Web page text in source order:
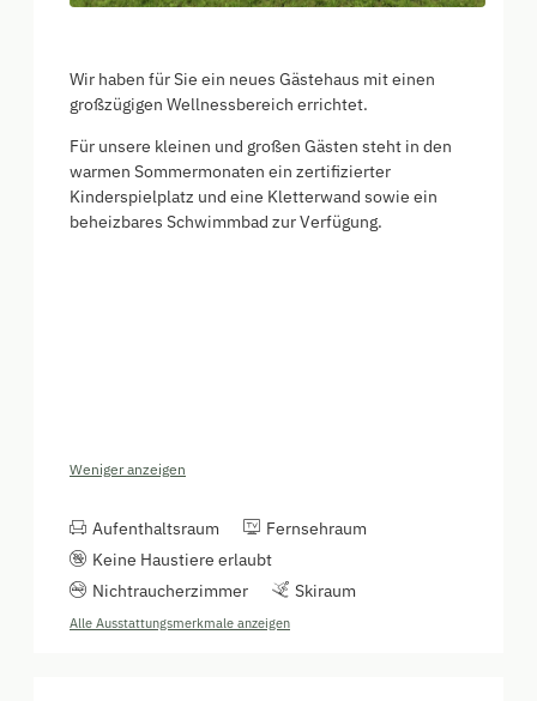
Wir haben für Sie ein neues Gästehaus mit einen
großzügigen Wellnessbereich errichtet.
Für unsere kleinen und großen Gästen steht in den
warmen Sommermonaten ein zertifizierter
Kinderspielplatz und eine Kletterwand sowie ein
beheizbares Schwimmbad zur Verfügung.
Weniger anzeigen
Aufenthaltsraum
Fernsehraum
Keine Haustiere erlaubt
Nichtraucherzimmer
Skiraum
Alle Ausstattungsmerkmale anzeigen